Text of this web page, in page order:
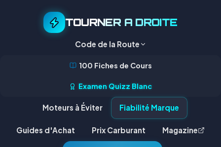
TOURNER A DROITE
Code de la Route
100 Fiches de Cours
Examen Quizz Blanc
Moteurs à Éviter Fiabilité Marque
Guides d'Achat Prix Carburant Magazine